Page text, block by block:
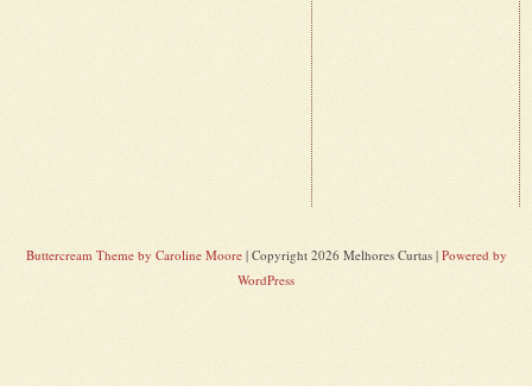
Buttercream Theme by Caroline Moore| Copyright 2026 Melhores Curtas | Powered by
WordPress